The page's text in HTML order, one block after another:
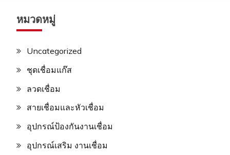
หมวดหมู่
Uncategorized
ชุดเชื่อมแก๊ส
ลวดเชื่อม
สายเชื่อมและหัวเชื่อม
อุปกรณ์ป้องกันงานเชื่อม
อุปกรณ์เสริม งานเชื่อม